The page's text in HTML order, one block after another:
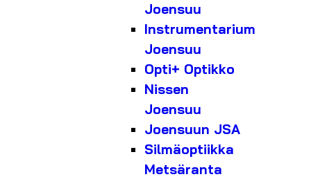
Joensuu
Instrumentarium
Joensuu
Opti+ Optikko
Nissen
Joensuu
Joensuun JSA
Silmäoptiikka
Metsäranta